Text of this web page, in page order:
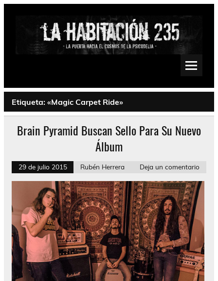
Saltar
Psychedelic, Stoner, Doom, Sludge, Fuzz, Space, Drone
Etiqueta: «Magic Carpet Ride»
Brain Pyramid Buscan Sello Para Su Nuevo
Álbum
29 de julio 2015 Rubén Herrera Deja un comentario